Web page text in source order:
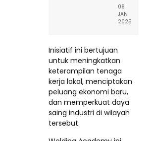
08
JAN
2025
Inisiatif ini bertujuan
untuk meningkatkan
keterampilan tenaga
kerja lokal, menciptakan
peluang ekonomi baru,
dan memperkuat daya
saing industri di wilayah
tersebut.